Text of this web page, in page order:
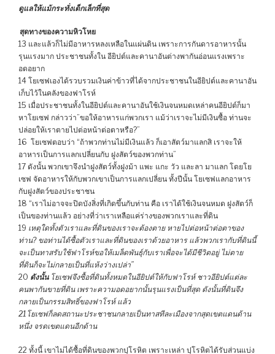
ดูแลให้แม้กระทั่งเด็กเล็กที่สุด
สุดทางของความหิวโหย
13 และแล้วก็ไม่มีอาหารหลงเหลือในแผ่นดิน เพราะการกันดารอาหารนั้น
รุนแรงมาก ประชาชนทั้งใน อียิปต์และคานาอันต่างพากันอ่อนแรงเพราะ
อดอยาก
14 โยเซฟเองได้รวบรวมเงินค่าข้าวที่ได้จากประชาชนในอียิปต์และคานาอัน
เก็บไว้ในคลังของฟาโรห์
15 เมื่อประชาชนทั้งในอียิปต์และคานาอันใช้เงินจนหมดเหล่าคนอียิปต์ก็มา
หาโยเซฟ กล่าวว่า”ขอให้อาหารแก่พวกเรา แม้ว่าเราจะไม่มีเงินซื้อ ท่านจะ
ปล่อยให้เราตายไปต่อหน้าต่อตาหรือ?”
16 โยเซฟตอบว่า “ถ้าพวกท่านไม่มีเงินแล้ว ก็เอาสัตว์มาแลกสิ เราจะให้
อาหารเป็นการแลกเปลี่ยนกับ ฝูงสัตว์ของพวกท่าน”
17 ดังนั้น พวกเขาจึงนำฝูงสัตว์ทั้งฝูงม้า แพะ แกะ วัว และลา มาแลก โดยโย
เซฟ จัดอาหารให้กับพวกเขาเป็นการแลกเปลี่ยน ทั้งปีนั้น โยเซฟแลกอาหาร
กับฝูงสัตว์ของประชาชน
18 “เราไม่อาจจะปิดบังสิ่งที่เกิดขึ้นกับท่าน คือ เราได้ใช้เงินจนหมด ฝูงสัตว์ก็
เป็นของท่านแล้ว อย่างที่ว่าเราเหลือแค่ร่างของพวกเราและที่ดิน
19 เหตุใดทั้งตัวเราและที่ดินของเราจะต้องตาย หายไปต่อหน้าต่อตาของ
ท่าน? ขอท่านได้ซื้อตัวเราและที่ดินของเราด้วยอาหาร แล้วพวกเรากับที่ดินนี้
จะเป็นทาสรับใช้ฟาโรห์ขอให้เมล็ดพันธุ์กับเราเพื่อจะได้มีชีวิตอยู่ ไม่ตาย
ที่ดินก็จะไม่กลายเป็นที่แห้งว่างเปล่า”
20 ดังนั้นโยเซฟจึงซื้อที่ดินทั้งหมดในอียิปต์ให้กับฟาโรห์ ชาวอียิปต์แต่ละ
คนพากันขายที่ดิน เพราะความอดอยากนั้นรุนแรงเป็นที่สุด ดังนั้นที่ดินจึง
กลายเป็นกรรมสิทธิ์ของฟาโรห์ แล้ว
21โยเซฟก็ลดสถานะประชาชนกลายเป็นทาสทีละเมืองจากสุดเขตแดนด้าน
หนึ่ง จรดเขตแดนอีกด้าน
22 ทั้งนี้ เขาไม่ได้ซื้อที่ดินของพวกปุโรหิต เพราะเหล่า ปุโรหิตได้รับส่วนแบ่ง